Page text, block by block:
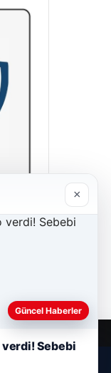
×
Güncel Haberler
Sebebi